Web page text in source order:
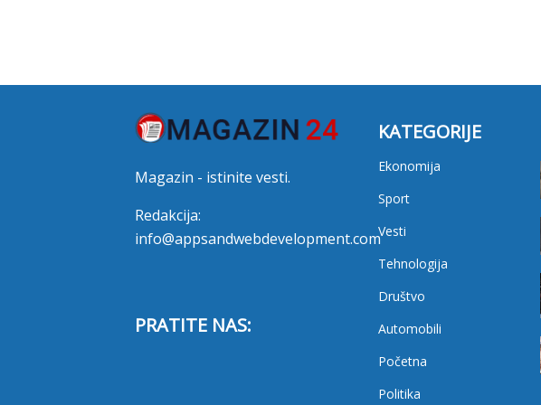
Magazin - istinite vesti.
Redakcija:
info@appsandwebdevelopment.com
PRATITE NAS:
KATEGORIJE
Ekonomija
Sport
Vesti
Tehnologija
Društvo
Automobili
Početna
Politika